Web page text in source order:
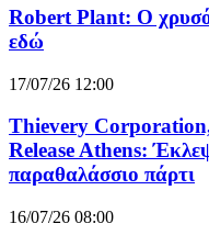
Robert Plant: Ο
εδώ
17/07/26 12:00
Thievery
Release Athens:
παραθαλάσσιο πάρτι
16/07/26 08:00